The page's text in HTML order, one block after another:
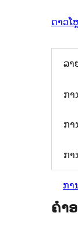
ດາວໂ
ລາ
ກາ
ກາ
ກາ
ກາ
ຄຳ